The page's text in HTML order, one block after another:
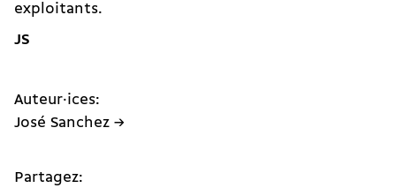
exploitants.
JS
Auteur·ices:
José Sanchez →
Partagez: